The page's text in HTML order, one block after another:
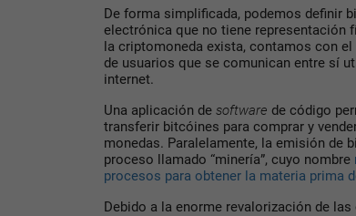
De forma simplificada, podemos definir
electrónica que no tiene representación
la criptomoneda exista, contamos con
de usuarios que se comunican entre sí
internet.
Una aplicación de software de código
transferir bitcóines para comprar y
monedas. Paralelamente, la emisión de
proceso llamado “minería”, cuyo nombre
procesos para obtener la materia prima
Debido a la enorme revalorización de